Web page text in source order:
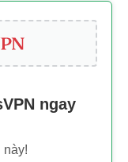
ngay
này!